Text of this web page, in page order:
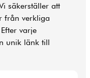
säkerställer att
från verkliga
varje
unik länk till